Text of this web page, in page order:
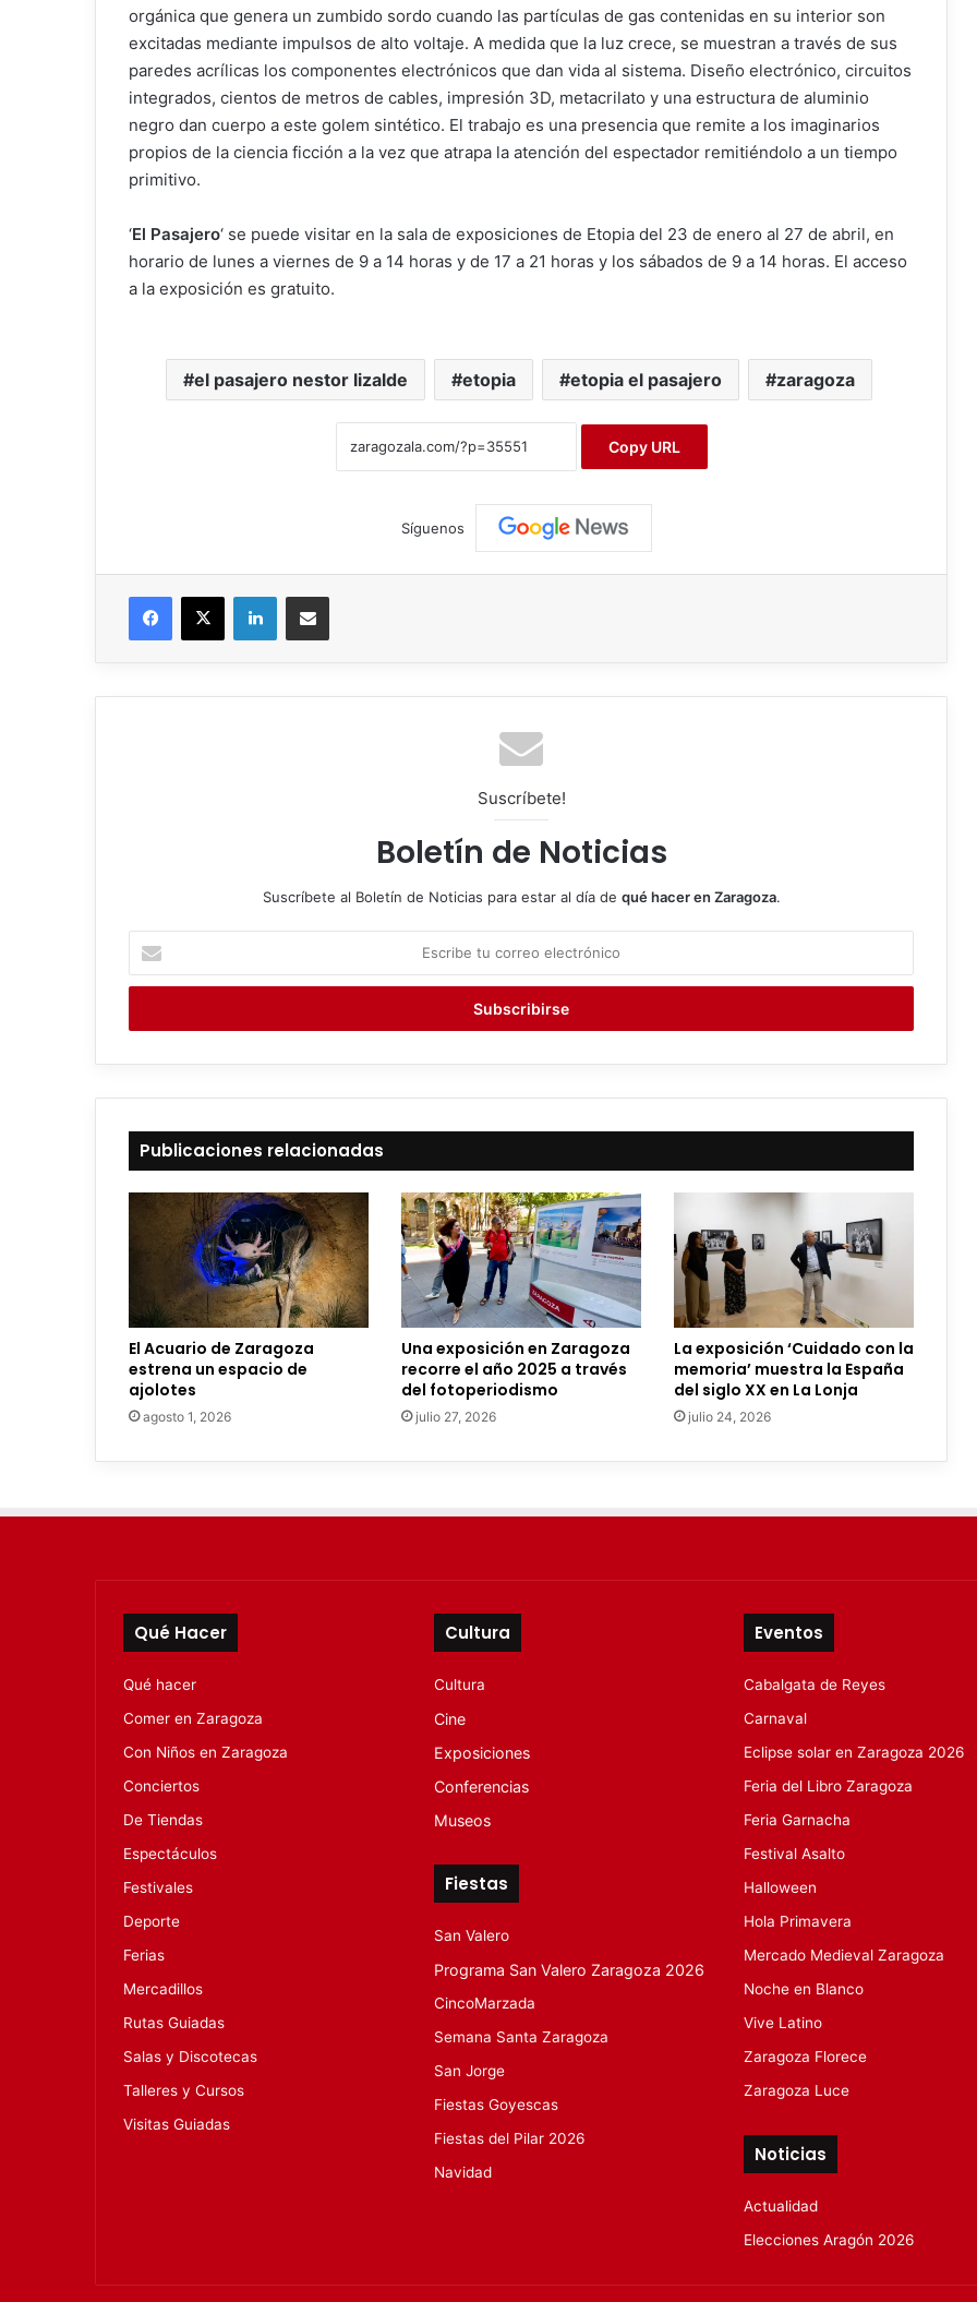
orgánica que genera un zumbido sordo cuando las partículas de gas contenidas en su interior son
excitadas mediante impulsos de alto voltaje. A medida que la luz crece, se muestran a través de sus
paredes acrílicas los componentes electrónicos que dan vida al sistema. Diseño electrónico, circuitos
integrados, cientos de metros de cables, impresión 3D, metacrilato y una estructura de aluminio
negro dan cuerpo a este golem sintético. El trabajo es una presencia que remite a los imaginarios
propios de la ciencia ficción a la vez que atrapa la atención del espectador remitiéndolo a un tiempo
primitivo.
‘El Pasajero‘ se puede visitar en la sala de exposiciones de Etopia del 23 de enero al 27 de abril, en
horario de lunes a viernes de 9 a 14 horas y de 17 a 21 horas y los sábados de 9 a 14 horas. El acceso
a la exposición es gratuito.
el pasajero nestor lizalde etopia etopia el pasajero zaragoza
Copy URL
Síguenos
Suscríbete!
Boletín de Noticias
Suscríbete al Boletín de Noticias para estar al día de qué hacer en Zaragoza.
c
i
t
o
r
e
c
t
r
ó
o
Publicaciones relacionadas
El Acuario de Zaragoza
estrena un espacio de
ajolotes
agosto 1, 2026
Una exposición en Zaragoza
recorre el año 2025 a través
del fotoperiodismo
julio 27, 2026
La exposición ‘Cuidado con la
memoria’ muestra la España
del siglo XX en La Lonja
julio 24, 2026
Qué Hacer
Qué hacer
Comer en Zaragoza
Con Niños en Zaragoza
Conciertos
De Tiendas
Espectáculos
Festivales
Deporte
Ferias
Mercadillos
Rutas Guiadas
Salas y Discotecas
Talleres y Cursos
Visitas Guiadas
Cultura
Cultura
Cine
Exposiciones
Conferencias
Museos
Fiestas
San Valero
Programa San Valero Zaragoza 2026
CincoMarzada
Semana Santa Zaragoza
San Jorge
Fiestas Goyescas
Fiestas del Pilar 2026
Navidad
Eventos
Cabalgata de Reyes
Carnaval
Eclipse solar en Zaragoza 2026
Feria del Libro Zaragoza
Feria Garnacha
Festival Asalto
Halloween
Hola Primavera
Mercado Medieval Zaragoza
Noche en Blanco
Vive Latino
Zaragoza Florece
Zaragoza Luce
Noticias
Actualidad
Elecciones Aragón 2026